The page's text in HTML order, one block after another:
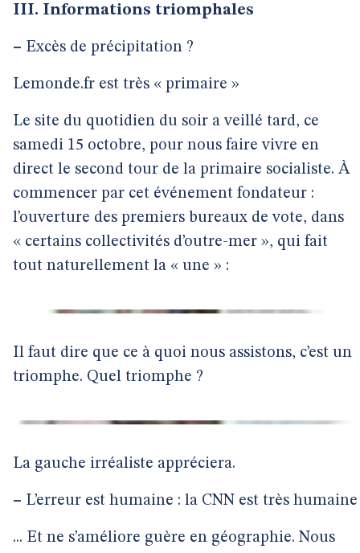
III. Informations triomphales
– Excès de précipitation ?
Lemonde.fr est très « primaire »
Le site du quotidien du soir a veillé tard, ce
samedi 15 octobre, pour nous faire vivre en
direct le second tour de la primaire socialiste. À
commencer par cet événement fondateur :
l’ouverture des premiers bureaux de vote, dans
« certains collectivités d’outre-mer », qui fait
tout naturellement la « une » :
Il faut dire que ce à quoi nous assistons, c’est un
triomphe. Quel triomphe ?
La gauche irréaliste appréciera.
– L’erreur est humaine : la CNN est très humaine
... Et ne s’améliore guère en géographie. Nous